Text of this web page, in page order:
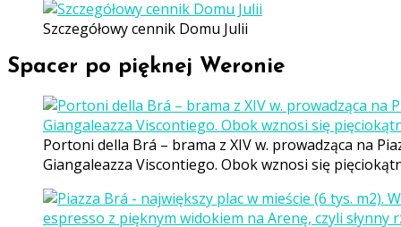
Szczegółowy cennik Domu Julii
Spacer po pięknej Weronie
Portoni della Brá – brama z XIV w. prowadząca na
Giangaleazza Viscontiego. Obok wznosi się